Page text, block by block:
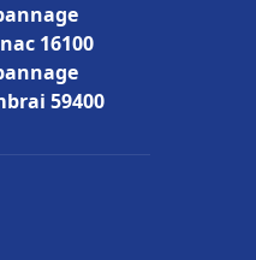
16100
59400